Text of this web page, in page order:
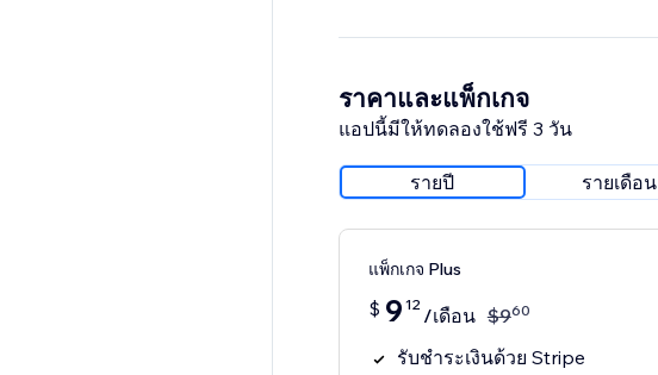
ราคาและแพ็กเกจ
แอปนี้มีให้ทดลองใช้ฟรี 3 วัน
รายปี รายเดือน
แพ็กเกจ Plus
$ 9 12 /เดือน $960
รับชำระเงินด้วย Stripe